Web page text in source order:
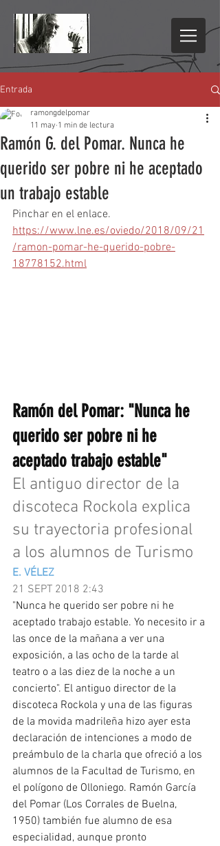
Entrada
Ramón G. del Pomar. Nunca he
querido ser pobre ni he aceptado
un trabajo estable
ramongdelpomar
11 may 1 min de lectura
Pinchar en el enlace.
https://www.lne.es/oviedo/2018/09/21
/ramon-pomar-he-querido-pobre-
18778152.html
Ramón del Pomar: "Nunca he
querido ser pobre ni he
aceptado trabajo estable"
El antiguo director de la
discoteca Rockola explica
su trayectoria profesional
a los alumnos de Turismo
E. VÉLEZ
21 SEPT 2018 2:43
"Nunca he querido ser pobre ni he
aceptado trabajo estable. Yo necesito ir a
las once de la mañana a ver una
exposición, a las ocho de la tarde al
teatro o a las diez de la noche a un
concierto". El antiguo director de la
discoteca Rockola y una de las figuras
de la movida madrileña hizo ayer esta
declaración de intenciones a modo de
preámbulo de la charla que ofreció a los
alumnos de la Facultad de Turismo, en
el polígono de Olloniego. Ramón García
del Pomar (Los Corrales de Buelna,
1950) también fue alumno de esa
especialidad, aunque pronto